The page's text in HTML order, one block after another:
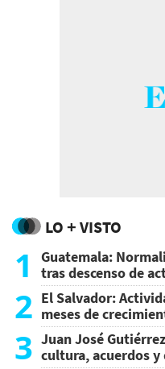
LO + VISTO
1
Guatemala:
tras descenso de
2 El Salvador:
meses de
3 Juan José
cultura, acuerdos